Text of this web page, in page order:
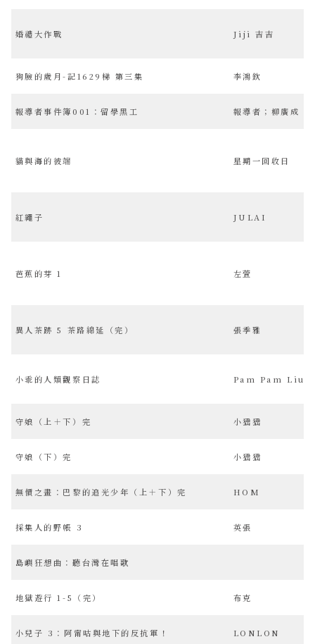
婚禮大作戰 Jiji 吉吉
狗臉的歲月-記1629梯 第三集 李鴻欽
報導者事件簿001：留學黑工 報導者；柳廣成
貓與海的彼端 星期一回收日
紅繩子 JULAI
芭蕉的芽 1 左萱
異人茶跡 5 茶路綿延（完） 張季雅
小乖的人類觀察日誌 Pam Pam Liu
守娘（上＋下）完 小峱峱
守娘（下）完 小峱峱
無價之畫：巴黎的追光少年（上＋下）完 HOM
採集人的野帳 3 英張
島嶼狂想曲：聽台灣在唱歌
地獄遊行 1-5（完） 布克
小兒子 3：阿甯咕與地下的反抗軍！ LONLON